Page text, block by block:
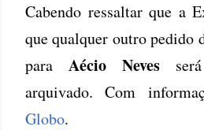
Cabendo ressaltar que a
que qualquer outro pedido
para Aécio Neves
arquivado. Com
Globo.